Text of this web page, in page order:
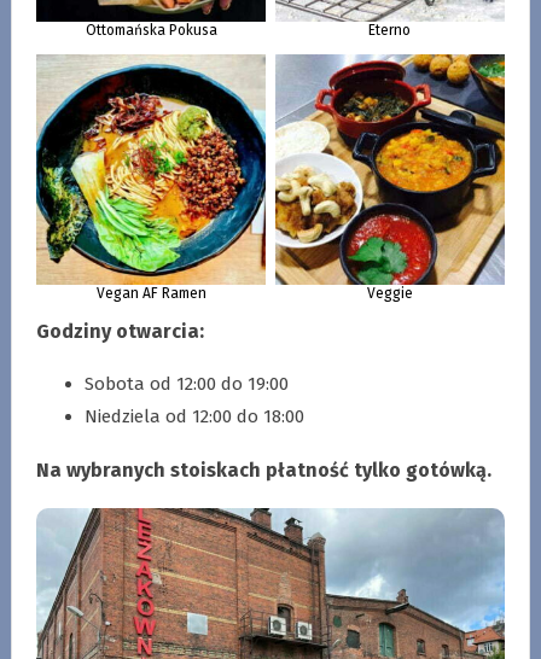
Ottomańska Pokusa Eterno
Vegan AF Ramen Veggie
Godziny otwarcia:
Sobota od 12:00 do 19:00
Niedziela od 12:00 do 18:00
Na wybranych stoiskach płatność tylko gotówką.